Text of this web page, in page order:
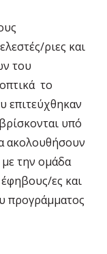
ριες και
του
το
επιτεύχθηκαν
υπό
ακολουθήσουν
με την ομάδα
ες και
προγράμματος